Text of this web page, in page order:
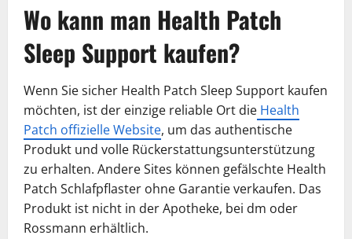
Wo kann man Health Patch
Sleep Support kaufen?
Wenn Sie sicher Health Patch Sleep Support kaufen
möchten, ist der einzige reliable Ort die Health
Patch offizielle Website, um das authentische
Produkt und volle Rückerstattungsunterstützung
zu erhalten. Andere Sites können gefälschte Health
Patch Schlafpflaster ohne Garantie verkaufen. Das
Produkt ist nicht in der Apotheke, bei dm oder
Rossmann erhältlich.